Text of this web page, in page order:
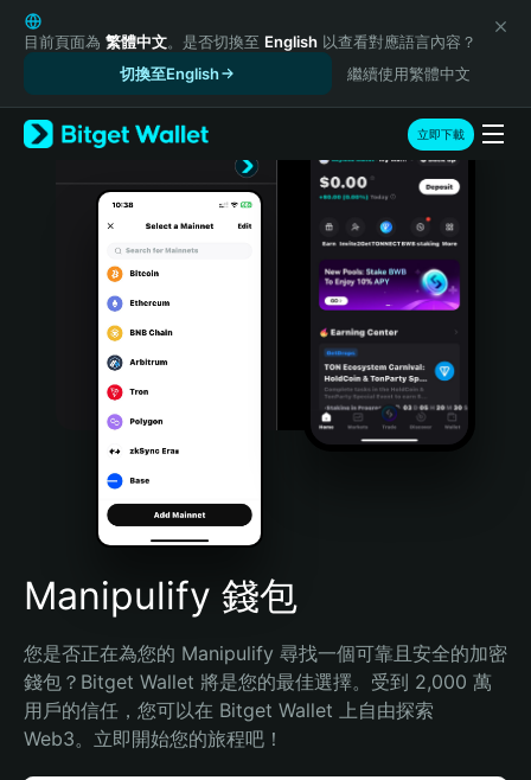
English
日本語
Русский
Español (Latinoamérica)
Türkçe
Português (Portugal)
Bahasa Indonesia
Português (Brasil)
Español (Argentina)
目前頁面為 繁體中文。是否切換至 English 以查看對應語言內容？
切換至English
繼續使用繁體中文
立即下載
Manipulify 錢包
您是否正在為您的 Manipulify 尋找一個可靠且安全的加密
錢包？Bitget Wallet 將是您的最佳選擇。受到 2,000 萬
用戶的信任，您可以在 Bitget Wallet 上自由探索
Web3。立即開始您的旅程吧！